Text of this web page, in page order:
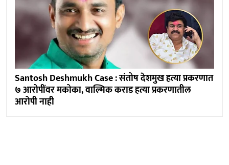
Santosh Deshmukh Case : संतोष देशमुख हत्या प्रकरणात
७ आरोपींवर मकोका, वाल्मिक कराड हत्या प्रकरणातील
आरोपी नाही